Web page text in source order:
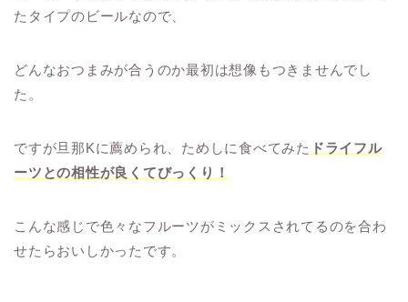
たタイプのビールなので、
どんなおつまみが合うのか最初は想像もつきませんでし
た。
ですが旦那Kに薦められ、ためしに食べてみた ドライフル
ーツとの相性が良くてびっくり！
こんな感じで色々なフルーツがミックスされてるのを合わ
せたらおいしかったです。